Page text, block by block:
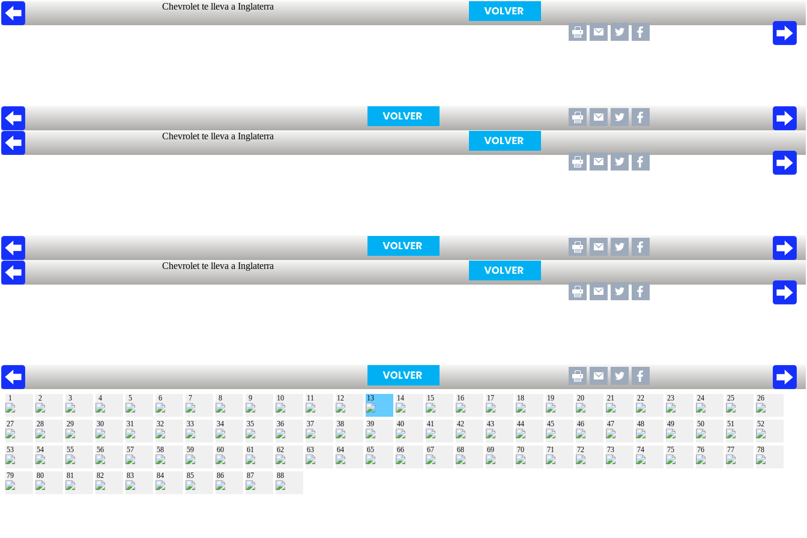
Chevrolet te lleva a Inglaterra
Chevrolet te lleva a Inglaterra
Chevrolet te lleva a Inglaterra
1 2 3 4 5 6 7 8 9 10 11 12 13 14 15 16 17 18 19 20 21 22 23 24 25 26
27 28 29 30 31 32 33 34 35 36 37 38 39 40 41 42 43 44 45 46 47 48 49 50 51 52
53 54 55 56 57 58 59 60 61 62 63 64 65 66 67 68 69 70 71 72 73 74 75 76 77 78
79 80 81 82 83 84 85 86 87 88